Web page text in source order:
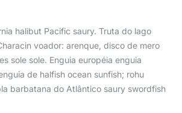
halibut Pacific saury. Truta do lago
voador: arenque, disco de mero
sole sole. Enguia européia enguia
de halfish ocean sunfish; rohu
barbatana do Atlântico saury swordfish